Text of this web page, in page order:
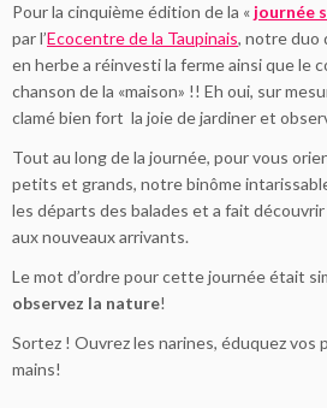
Pour la cinquième édition de la « journée
par l’Ecocentre de la Taupinais, notre duo
en herbe a réinvesti la ferme ainsi que le
chanson de la «maison» !! Eh oui, sur
clamé bien fort la joie de jardiner et
Tout au long de la journée, pour vous
petits et grands, notre binôme
les départs des balades et a fait
aux nouveaux arrivants.
Le mot d’ordre pour cette journée était
observez la nature!
Sortez ! Ouvrez les narines, éduquez vos
mains!